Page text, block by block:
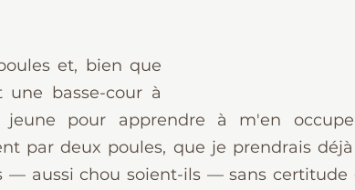
et, bien que
une basse-cour à
pour apprendre à m'en
par deux poules, que je prendrais déjà
— aussi chou soient-ils — sans certitude